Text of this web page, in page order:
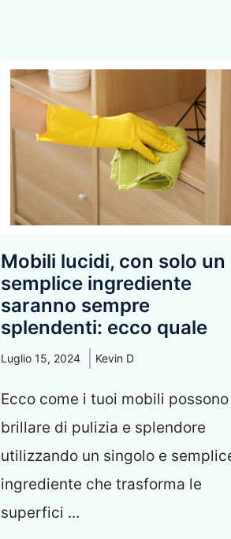
Mobili lucidi, con solo un
semplice ingrediente
saranno sempre
splendenti: ecco quale
Luglio 15, 2024 Kevin D
Ecco come i tuoi mobili possono
brillare di pulizia e splendore
utilizzando un singolo e
ingrediente che trasforma le
superfici ...